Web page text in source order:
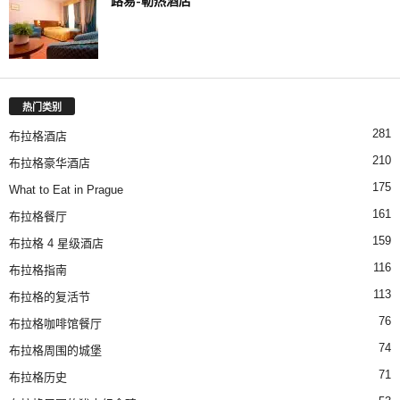
热门类别
布拉格酒店 281
布拉格豪华酒店 210
What to Eat in Prague 175
布拉格餐厅 161
布拉格 4 星级酒店 159
布拉格指南 116
布拉格的复活节 113
布拉格咖啡馆餐厅 76
布拉格周围的城堡 74
布拉格历史 71